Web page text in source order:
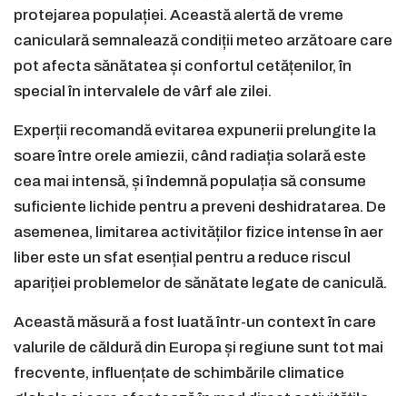
protejarea populației. Această alertă de vreme
caniculară semnalează condiții meteo arzătoare care
pot afecta sănătatea și confortul cetățenilor, în
special în intervalele de vârf ale zilei.
Experții recomandă evitarea expunerii prelungite la
soare între orele amiezii, când radiația solară este
cea mai intensă, și îndemnă populația să consume
suficiente lichide pentru a preveni deshidratarea. De
asemenea, limitarea activităților fizice intense în aer
liber este un sfat esențial pentru a reduce riscul
apariției problemelor de sănătate legate de caniculă.
Această măsură a fost luată într-un context în care
valurile de căldură din Europa și regiune sunt tot mai
frecvente, influențate de schimbările climatice